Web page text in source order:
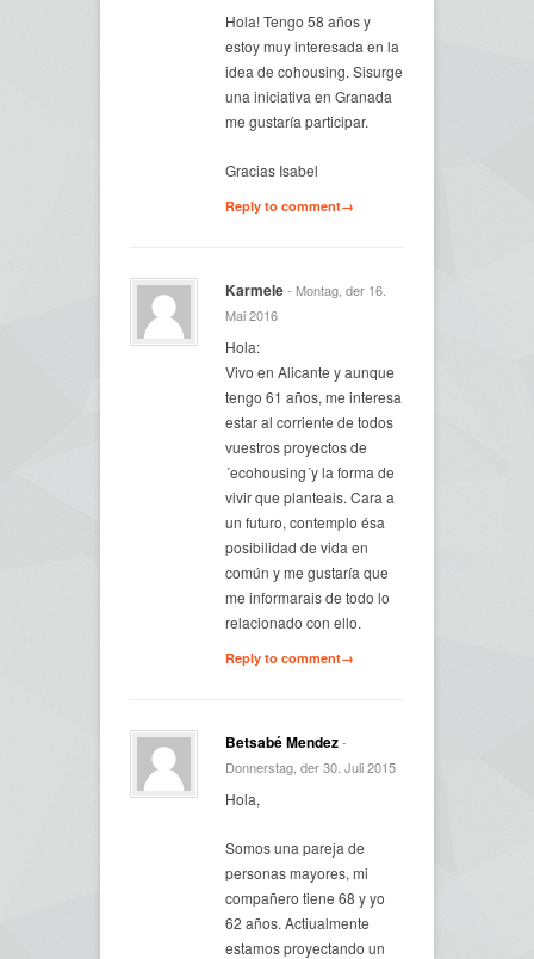
Hola! Tengo 58 años y
estoy muy interesada en la
idea de cohousing. Sisurge
una iniciativa en Granada
me gustaría participar.
Gracias Isabel
Reply to comment→
Karmele- Montag, der 16.
Mai 2016
Hola:
Vivo en Alicante y aunque
tengo 61 años, me interesa
estar al corriente de todos
vuestros proyectos de
´ecohousing´y la forma de
vivir que planteais. Cara a
un futuro, contemplo ésa
posibilidad de vida en
común y me gustaría que
me informarais de todo lo
relacionado con ello.
Reply to comment→
Betsabé Mendez-
Donnerstag, der 30. Juli 2015
Hola,
Somos una pareja de
personas mayores, mi
compañero tiene 68 y yo
62 años. Actiualmente
estamos proyectando un